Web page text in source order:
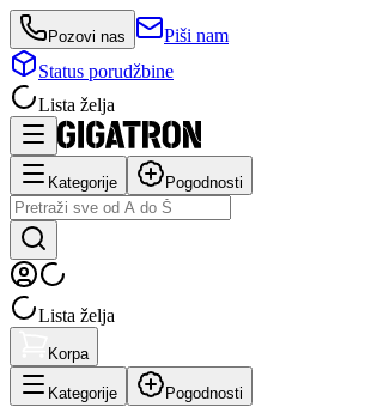
Pozovi nas
Piši nam
Status porudžbine
Lista želja
Kategorije Pogodnosti
Lista želja
Korpa
Kategorije Pogodnosti